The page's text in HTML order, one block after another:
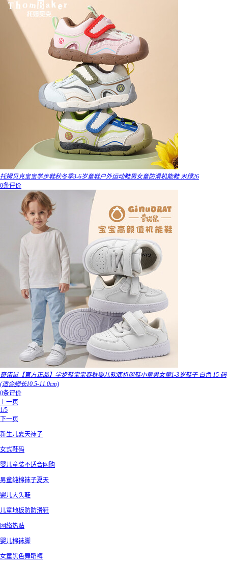
托姆贝克宝宝学步鞋秋冬季3-6岁童鞋户外运动鞋男女童防滑机能鞋 米绿26
0条评价
奇诺鼠【官方正品】学步鞋宝宝春秋婴儿软底机能鞋小童男女童1-3岁鞋子 白色 15 码
(适合脚长10.5-11.0cm)
0条评价
上一页
1/5
下一页
新生儿夏天袜子
女式鞋码
婴儿童装不适合网购
男童纯棉袜子夏天
婴儿大头鞋
儿童地板防防滑鞋
网络热贴
婴儿棉袜脚
女童黑色舞蹈裤